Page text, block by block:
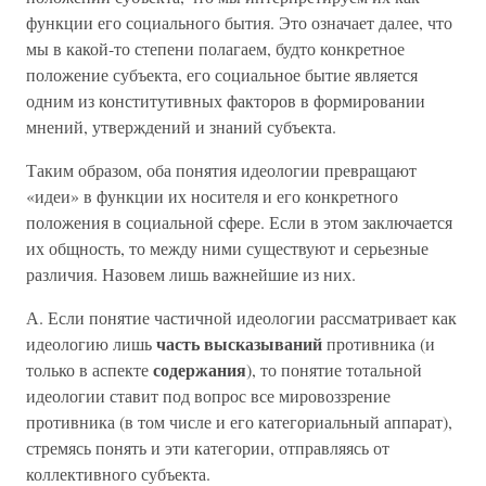
функции его социального бытия. Это означает далее, что
мы в какой-то степени полагаем, будто конкретное
положение субъекта, его социальное бытие является
одним из конститутивных факторов в формировании
мнений, утверждений и знаний субъекта.
Таким образом, оба понятия идеологии превращают
«идеи» в функции их носителя и его конкретного
положения в социальной сфере. Если в этом заключается
их общность, то между ними существуют и серьезные
различия. Назовем лишь важнейшие из них.
А. Если понятие частичной идеологии рассматривает как
идеологию лишьчасть высказыванийпротивника (и
только в аспектесодержания), то понятие тотальной
идеологии ставит под вопрос все мировоззрение
противника (в том числе и его категориальный аппарат),
стремясь понять и эти категории, отправляясь от
коллективного субъекта.